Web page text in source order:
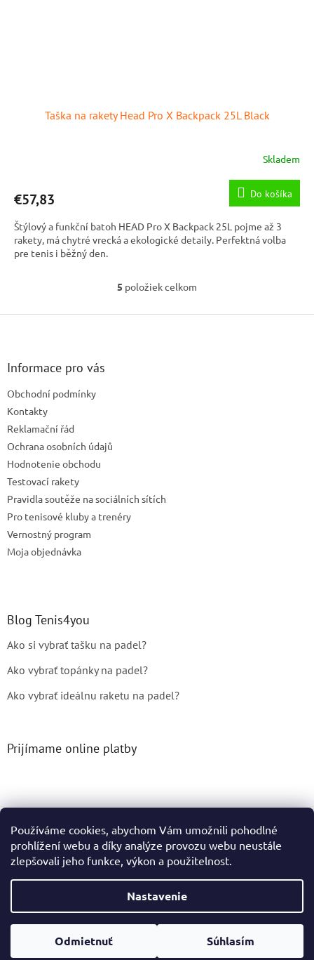
Používáme cookies, abychom Vám umožnili pohodlné
prohlížení webu a díky analýze provozu webu neustále
zlepšovali jeho funkce, výkon a použitelnost.
Nastavenie
Odmietnuť Súhlasím
Taška na rakety Head Pro X Backpack 25L Black
Skladem
€57,83 Do košíka
Štýlový a funkční batoh HEAD Pro X Backpack 25L pojme až 3
rakety, má chytré vrecká a ekologické detaily. Perfektná volba
pre tenis i běžný den.
O
l
ý
p
5 položiek celkom
Z
Informace pro vás
Obchodní podmínky
Kontakty
Reklamační řád
Ochrana osobních údajů
Hodnotenie obchodu
Testovací rakety
Pravidla soutěže na sociálních sítích
Pro tenisové kluby a trenéry
Vernostný program
Moja objednávka
Blog Tenis4you
Ako si vybrať tašku na padel?
Ako vybrať topánky na padel?
Ako vybrať ideálnu raketu na padel?
Prijímame online platby
Vytvoril Shoptet
Podle zákona o evidenci tržeb je prodávající povinen vystavit
kupujícímu účtenku. Zároveň je povinen zaevidovat přijatou
tržbu u správce daně online; v případě technického výpadku